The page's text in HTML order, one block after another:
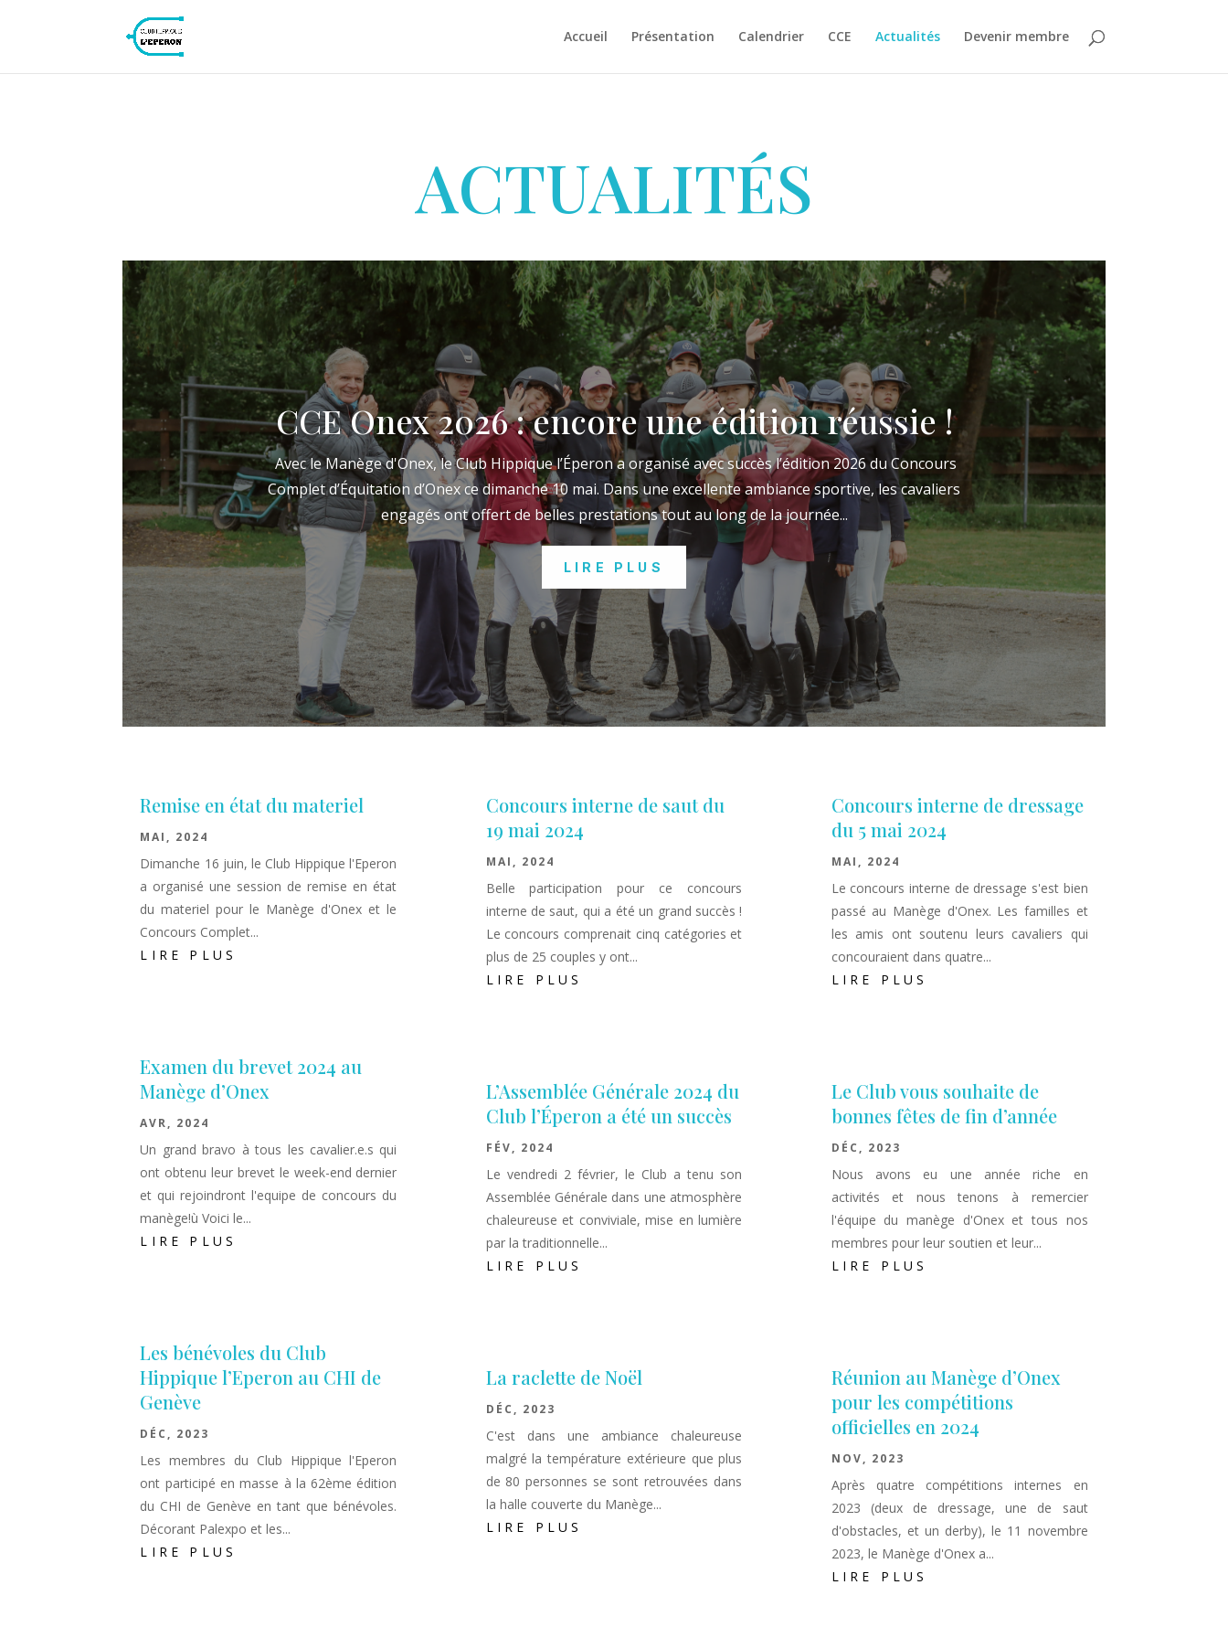
Accueil Présentation Calendrier CCE Actualités Devenir membre
ACTUALITÉS
CCE Onex 2026 : encore une édition réussie !
Avec le Manège d'Onex, le Club Hippique l’Éperon a organisé avec succès l’édition 2026 du Concours
Complet d’Équitation d’Onex ce dimanche 10 mai. Dans une excellente ambiance sportive, les cavaliers
engagés ont offert de belles prestations tout au long de la journée...
LIRE PLUS
Remise en état du materiel
MAI, 2024
Dimanche 16 juin, le Club Hippique l'Eperon
a organisé une session de remise en état
du materiel pour le Manège d'Onex et le
Concours Complet...
LIRE PLUS
Examen du brevet 2024 au
Manège d’Onex
AVR, 2024
Un grand bravo à tous les cavalier.e.s qui
ont obtenu leur brevet le week-end dernier
et qui rejoindront l'equipe de concours du
manège!ù Voici le...
LIRE PLUS
Les bénévoles du Club
Hippique l’Eperon au CHI de
Genève
DÉC, 2023
Les membres du Club Hippique l'Eperon
ont participé en masse à la 62ème édition
du CHI de Genève en tant que bénévoles.
Décorant Palexpo et les...
LIRE PLUS
Concours interne de saut du
19 mai 2024
MAI, 2024
Belle participation pour ce concours
interne de saut, qui a été un grand succès !
Le concours comprenait cinq catégories et
plus de 25 couples y ont...
LIRE PLUS
L’Assemblée Générale 2024 du
Club l’Éperon a été un succès
FÉV, 2024
Le vendredi 2 février, le Club a tenu son
Assemblée Générale dans une atmosphère
chaleureuse et conviviale, mise en lumière
par la traditionnelle...
LIRE PLUS
La raclette de Noël
DÉC, 2023
C'est dans une ambiance chaleureuse
malgré la température extérieure que plus
de 80 personnes se sont retrouvées dans
la halle couverte du Manège...
LIRE PLUS
Concours interne de dressage
du 5 mai 2024
MAI, 2024
Le concours interne de dressage s'est bien
passé au Manège d'Onex. Les familles et
les amis ont soutenu leurs cavaliers qui
concouraient dans quatre...
LIRE PLUS
Le Club vous souhaite de
bonnes fêtes de fin d’année
DÉC, 2023
Nous avons eu une année riche en
activités et nous tenons à remercier
l'équipe du manège d'Onex et tous nos
membres pour leur soutien et leur...
LIRE PLUS
Réunion au Manège d’Onex
pour les compétitions
officielles en 2024
NOV, 2023
Après quatre compétitions internes en
2023 (deux de dressage, une de saut
d'obstacles, et un derby), le 11 novembre
2023, le Manège d'Onex a...
LIRE PLUS